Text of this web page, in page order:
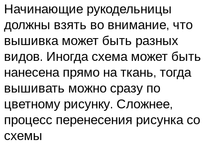
Начинающие рукодельницы
должны взять во внимание, что
вышивка может быть разных
видов. Иногда схема может быть
нанесена прямо на ткань, тогда
вышивать можно сразу по
цветному рисунку. Сложнее,
процесс перенесения рисунка со
схемы